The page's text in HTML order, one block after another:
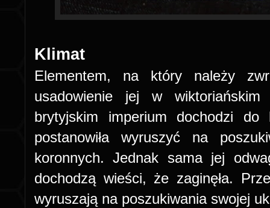
Klimat
Elementem, na który należy
usadowienie jej w
brytyjskim imperium dochodzi
postanowiła wyruszyć na
koronnych. Jednak sama jej
dochodzą wieści, że zaginęła.
wyruszają na poszukiwania swojej